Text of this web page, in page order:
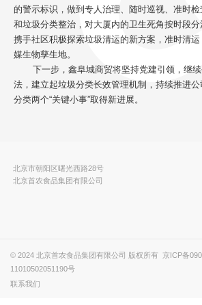
的警示标识，做到专人治理、随时巡视、准时
和垃圾分类整治，对大厦内的卫生死角按时段
携手社区积极探索垃圾清运的新方案，准时清
媒生物孳生地。
下一步，鑫阜城商贸将坚持党建引领，继续
法，建立起垃圾分类长效管理机制，持续推进
分类两个“关键小事”取得新进展。
北京市朝阳区曙光西路28号
北京首农食品集团有限公司
© 2024 北京首农食品集团有限公司 版权所有 京ICP备
11010502051190号
联系我们